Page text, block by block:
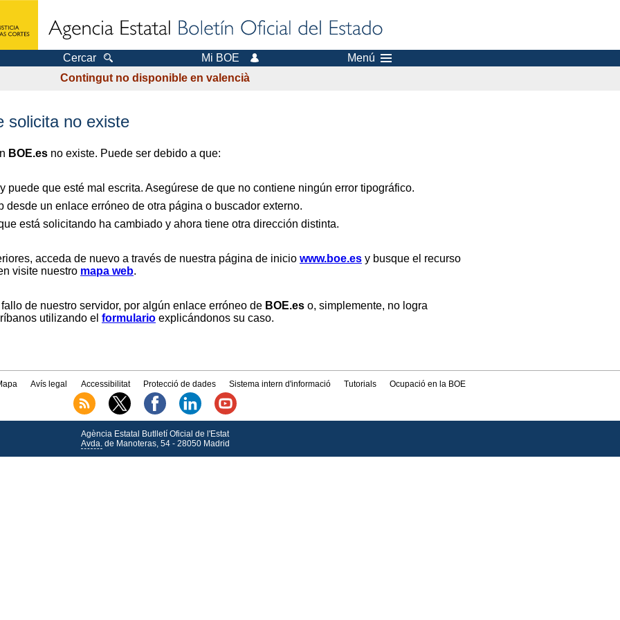
Cercar Mi BOE
Menú
Contingut no disponible en valencià
solicita no existe
BOE.es no existe. Puede ser debido a que:
puede que esté mal escrita. Asegúrese de que no contiene ningún error tipográfico.
desde un enlace erróneo de otra página o buscador externo.
está solicitando ha cambiado y ahora tiene otra dirección distinta.
acceda de nuevo a través de nuestra página de inicio www.boe.es y busque el recurso
visite nuestro mapa web.
de nuestro servidor, por algún enlace erróneo de BOE.es o, simplemente, no logra
utilizando el formulario explicándonos su caso.
Avís legal Accessibilitat Protecció de dades Sistema intern d'informació Tutorials Ocupació en la BOE
Agència Estatal Butlletí Oficial de l'Estat
Avda.de Manoteras, 54 - 28050 Madrid